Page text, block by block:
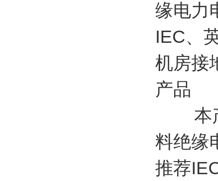
缘电力
IEC、
机房接
产品
本产
料绝缘
推荐